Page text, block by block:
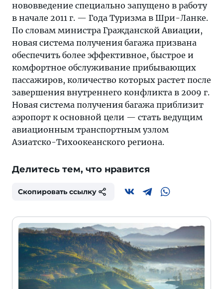
нововведение специально запущено в работу
в начале 2011 г. — Года Туризма в Шри-Ланке.
По словам министра Гражданской Авиации,
новая система получения багажа призвана
обеспечить более эффективное, быстрое и
комфортное обслуживание прибывающих
пассажиров, количество которых растет после
завершения внутреннего конфликта в 2009 г.
Новая система получения багажа приблизит
аэропорт к основной цели — стать ведущим
авиационным транспортным узлом
Азиатско-Тихоокеанского региона.
Делитесь тем, что нравится
Скопировать ссылку